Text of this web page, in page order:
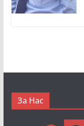
За Нас